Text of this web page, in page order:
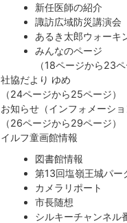
新任医師の紹介
諏訪広域防災講演会
あるき太郎ウォーキ
みんなのページ
（18ページから23ペ
社協だより ゆめ
（24ページから25ページ）
お知らせ（インフォメーショ
​​​​​​​（26ページから29ページ）
イルフ童画館情報
図書館情報
第13回塩嶺王城パー
カメラリポート
市長随想
シルキーチャンネル